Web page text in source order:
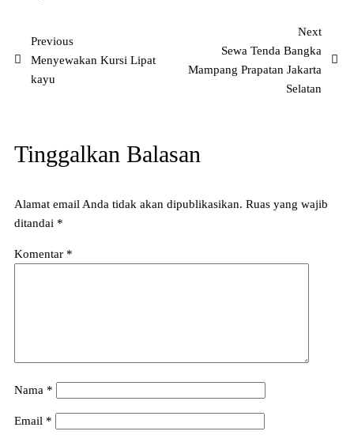
Previous
Menyewakan Kursi Lipat
kayu
Next
Sewa Tenda Bangka
Mampang Prapatan Jakarta
Selatan
Tinggalkan Balasan
Alamat email Anda tidak akan dipublikasikan. Ruas yang wajib
ditandai *
Komentar *
Nama *
Email *